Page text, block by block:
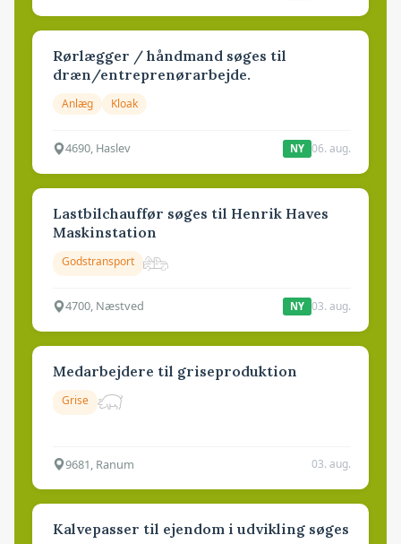
Rørlægger / håndmand søges til
dræn/entreprenørarbejde.
Anlæg Kloak
4690, Haslev NY 06. aug.
Lastbilchauffør søges til Henrik Haves
Maskinstation
Godstransport
4700, Næstved NY 03. aug.
Medarbejdere til griseproduktion
Grise
9681, Ranum 03. aug.
Kalvepasser til ejendom i udvikling søges